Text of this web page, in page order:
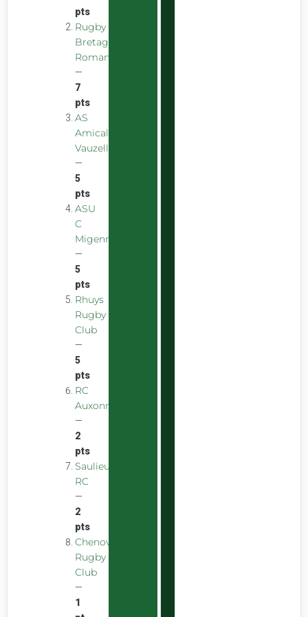
pts
Rugby
Bretagne
Romantique
—
7
pts
AS
Amicale
Vauzelles
—
5
pts
ASU
C
Migennes
—
5
pts
Rhuys
Rugby
Club
—
5
pts
RC
Auxonnais
—
2
pts
Saulieu
RC
—
2
pts
Chenove
Rugby
Club
—
1